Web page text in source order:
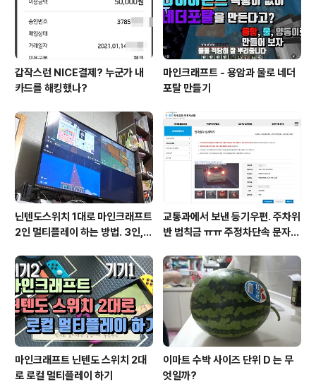
갑작스런 NICE결제? 누군가 내
카드를 해킹했나?
마인크래프트 - 용암과 물로 네더
포탈 만들기
닌텐도스위치 1대로 마인크래프트
2인 멀티플레이 하는 방법. 3인, 4
교통과에서 보낸 등기우편. 주차위
반 범칙금 ㅠㅠ 주정차단속 문자알
마인크래프트 닌텐도 스위치 2대
로 로컬 멀티플레이 하기
이마트 수박 사이즈 단위 D 는 무
엇일까?